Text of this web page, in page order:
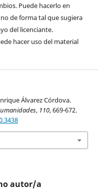
Puede hacerlo en
de forma tal que sugiera
del licenciante.
hacer uso del material
Álvarez Córdova.
, 110, 669-672.
autor/a